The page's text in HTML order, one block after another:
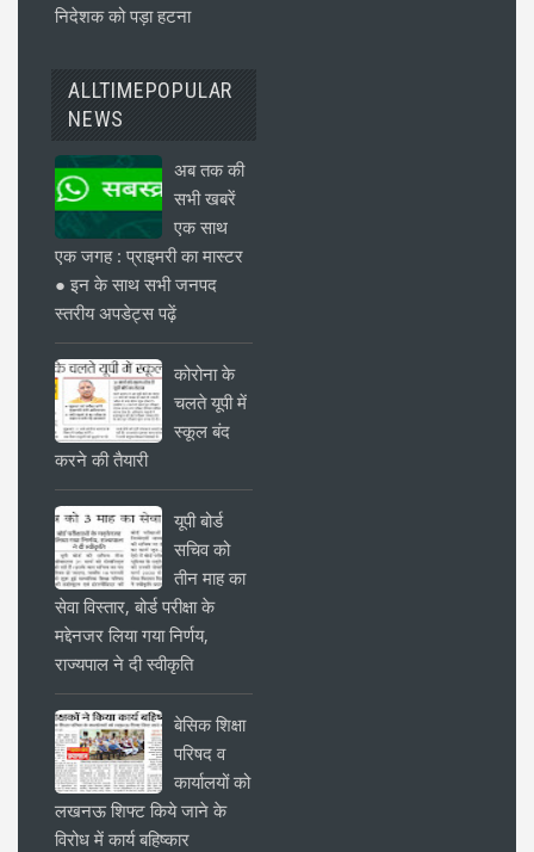
निदेशक को पड़ा हटना
ALLTIMEPOPULAR
NEWS
अब तक की
सभी खबरें
एक साथ
एक जगह : प्राइमरी का मास्टर
● इन के साथ सभी जनपद
स्तरीय अपडेट्स पढ़ें
कोरोना के
चलते यूपी में
स्कूल बंद
करने की तैयारी
यूपी बोर्ड
सचिव को
तीन माह का
सेवा विस्तार, बोर्ड परीक्षा के
मद्देनजर लिया गया निर्णय,
राज्यपाल ने दी स्वीकृति
बेसिक शिक्षा
परिषद व
कार्यालयों को
लखनऊ शिफ्ट किये जाने के
विरोध में कार्य बहिष्कार